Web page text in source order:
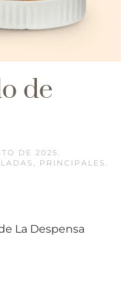
de
DE 2025 .
, PRINCIPALES .
La Despensa